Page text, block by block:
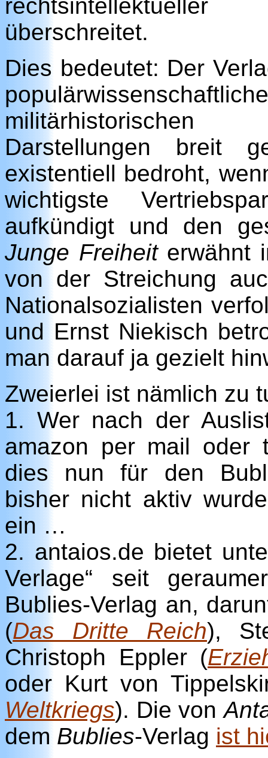
überschreitet.
Dies bedeutet: Der
militärhistorischen
Darstellungen breit
existentiell bedroht,
wichtigste
aufkündigt und den
Junge Freiheiterwähnt
von der Streichung
Nationalsozialisten
und Ernst Niekisch
man darauf ja gezielt
Zweierlei ist nämlich zu
1. Wer nach der
amazon per mail oder
dies nun für den
bisher nicht aktiv
ein …
2. antaios.de bietet
Verlage“ seit
Bublies-Verlag an,
(Das Dritte Reich),
Christoph Eppler (
oder Kurt von
Weltkriegs). Die von
dem Bublies-Verlag ist